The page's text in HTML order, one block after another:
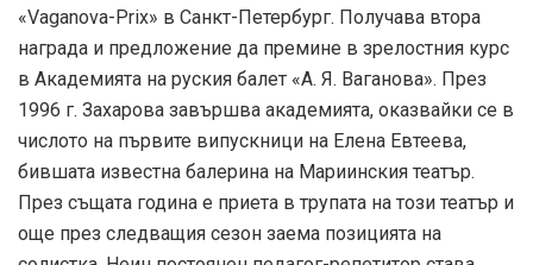
«Vaganova-Prix» в Санкт-Петербург. Получава втора
награда и предложение да премине в зрелостния курс
в Академията на руския балет «А. Я. Ваганова». През
1996 г. Захарова завършва академията, оказвайки се в
числото на първите випускници на Елена Евтеева,
бившата известна балерина на Мариинския театър.
През същата година е приета в трупата на този театър и
още през следващия сезон заема позицията на